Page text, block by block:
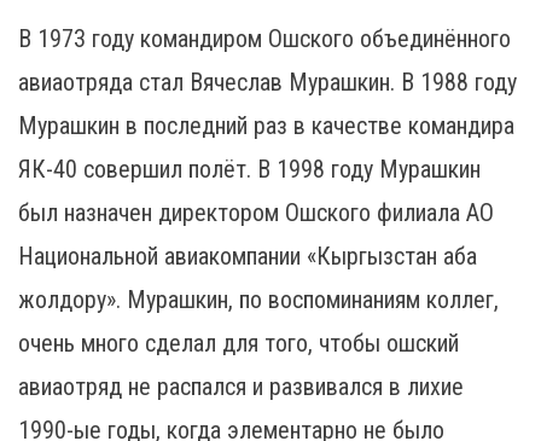
В 1973 году командиром Ошского объединённого
авиаотряда стал Вячеслав Мурашкин. В 1988 году
Мурашкин в последний раз в качестве командира
ЯК-40 совершил полёт. В 1998 году Мурашкин
был назначен директором Ошского филиала АО
Национальной авиакомпании «Кыргызстан аба
жолдору». Мурашкин, по воспоминаниям коллег,
очень много сделал для того, чтобы ошский
авиаотряд не распался и развивался в лихие
1990-ые годы, когда элементарно не было